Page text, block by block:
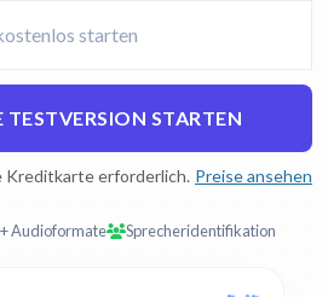
TESTVERSION STARTEN
erforderlich. Preise ansehen
Audioformate Sprecheridentifikation